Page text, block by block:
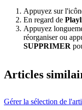
Appuyez sur
En regard de
Appuyez
réorganiser ou
SUPPRIMER
Articles
Gérer la sélection de